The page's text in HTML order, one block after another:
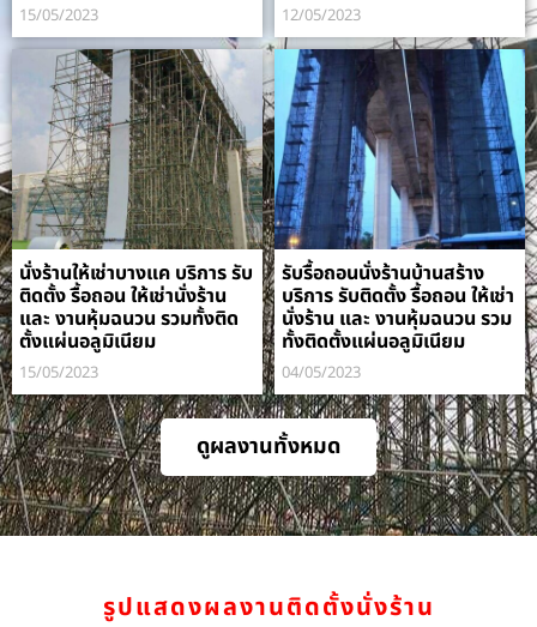
15/05/2023 12/05/2023
นั่งร้านให้เช่าบางแค บริการ รับ
ติดตั้ง รื้อถอน ให้เช่านั่งร้าน
และ งานหุ้มฉนวน รวมทั้งติด
ตั้งแผ่นอลูมิเนียม
15/05/2023
รับรื้อถอนนั่งร้านบ้านสร้าง
บริการ รับติดตั้ง รื้อถอน ให้เช่า
นั่งร้าน และ งานหุ้มฉนวน รวม
ทั้งติดตั้งแผ่นอลูมิเนียม
04/05/2023
ดูผลงานทั้งหมด
รูปแสดงผลงานติดตั้งนั่งร้าน